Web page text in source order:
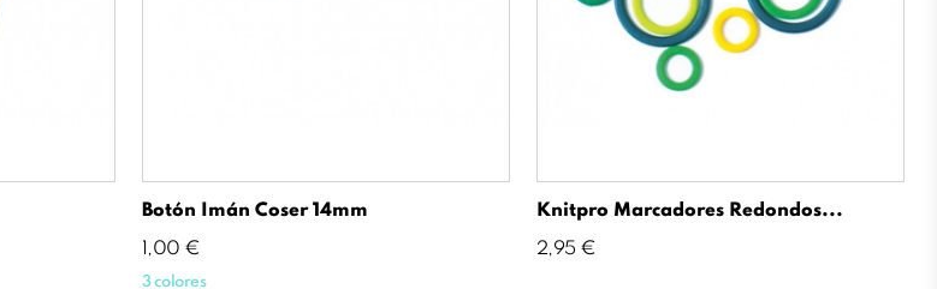
Botón Imán Coser 14mm
Precio
1,00 €
3 colores
Knitpro Marcadores Redondos...
Precio
2,95 €